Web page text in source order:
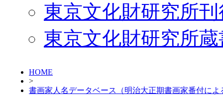
東京文化財研究所
東京文化財研究所
HOME
>
書画家人名データベース（明治大正期書画家番付によ